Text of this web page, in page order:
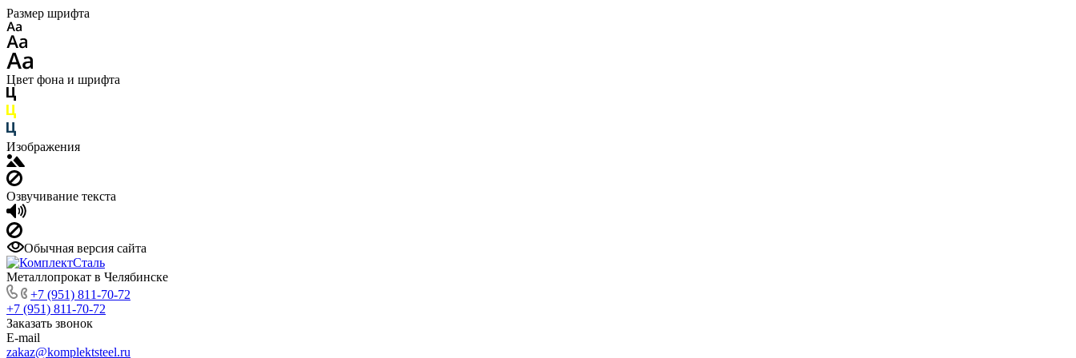
Размер шрифта
Цвет фона и шрифта
Изображения
Озвучивание текста
Обычная версия сайта
Металлопрокат в Челябинске
+7 (951) 811-70-72
+7 (951) 811-70-72
Заказать звонок
E-mail
zakaz@komplektsteel.ru